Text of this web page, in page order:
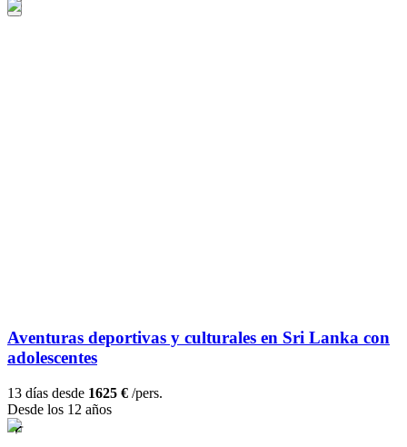
Aventuras deportivas y culturales en Sri Lanka con
adolescentes
13 días desde 1625 € /pers.
Desde los 12 años